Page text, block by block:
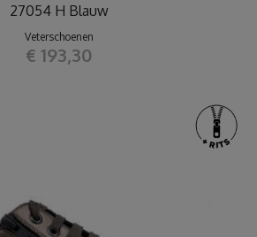
27054 H Blauw
Veterschoenen
€ 193,30